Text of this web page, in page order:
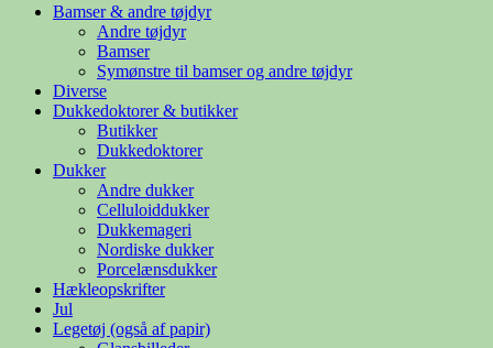
Bamser & andre tøjdyr
Andre tøjdyr
Bamser
Symønstre til bamser og andre tøjdyr
Diverse
Dukkedoktorer & butikker
Butikker
Dukkedoktorer
Dukker
Andre dukker
Celluloiddukker
Dukkemageri
Nordiske dukker
Porcelænsdukker
Hækleopskrifter
Jul
Legetøj (også af papir)